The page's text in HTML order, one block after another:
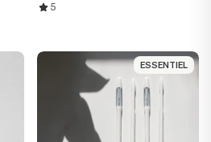
5
ESSENTIEL
ESSENTIEL